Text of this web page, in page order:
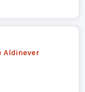
Aldinever